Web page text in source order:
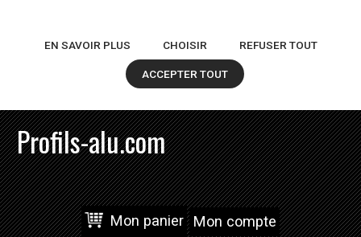
Profils-alu.com
Mon panier Mon compte
EN SAVOIR PLUS CHOISIR REFUSER TOUT
ACCEPTER TOUT